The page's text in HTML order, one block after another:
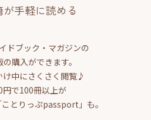
手軽に読める
ドブック・マガジンの
購入ができます。
け中にさくさく閲覧♪
円で100冊以上が
とりっぷpassport」も。